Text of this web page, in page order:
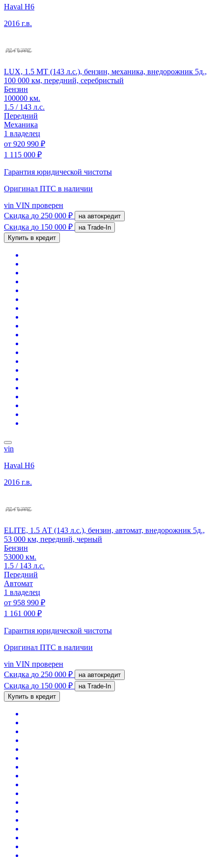
Haval H6
2016 г.в.
LUX, 1.5 MT (143 л.с.), бензин, механика, внедорожник 5д.,
100 000 км, передний, серебристый
Бензин
100000 км.
1.5 / 143 л.с.
Передний
Механика
1 владелец
от 920 990 ₽
1 115 000 ₽
Гарантия юридической чистоты
Оригинал ПТС в наличии
vin VIN проверен
Скидка до 250 000 ₽ на автокредит
Скидка до 150 000 ₽
на Trade-In
Купить в кредит
vin
Haval H6
2016 г.в.
ELITE, 1.5 АТ (143 л.с.), бензин, автомат, внедорожник 5д.,
53 000 км, передний, черный
Бензин
53000 км.
1.5 / 143 л.с.
Передний
Автомат
1 владелец
от 958 990 ₽
1 161 000 ₽
Гарантия юридической чистоты
Оригинал ПТС в наличии
vin VIN проверен
Скидка до 250 000 ₽ на автокредит
Скидка до 150 000 ₽
на Trade-In
Купить в кредит